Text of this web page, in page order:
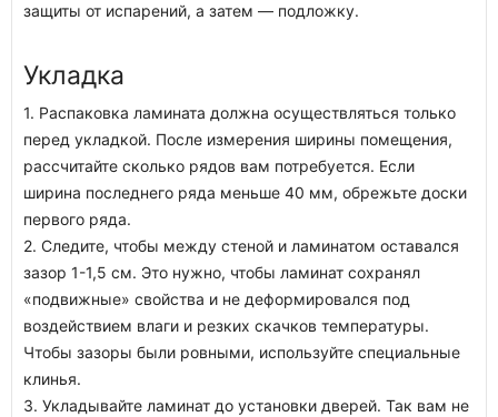
защиты от испарений, а затем — подложку.
Укладка
1. Распаковка ламината должна осуществляться только
перед укладкой. После измерения ширины помещения,
рассчитайте сколько рядов вам потребуется. Если
ширина последнего ряда меньше 40 мм, обрежьте доски
первого ряда.
2. Следите, чтобы между стеной и ламинатом оставался
зазор 1-1,5 см. Это нужно, чтобы ламинат сохранял
«подвижные» свойства и не деформировался под
воздействием влаги и резких скачков температуры.
Чтобы зазоры были ровными, используйте специальные
клинья.
3. Укладывайте ламинат до установки дверей. Так вам не